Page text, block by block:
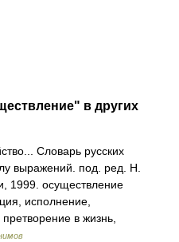
в других
Словарь русских
выражений. под. ред. Н.
1999. осуществление
исполнение,
в жизнь,